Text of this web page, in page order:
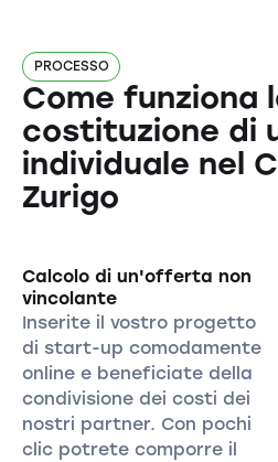
PROCESSO
Come funziona
costituzione di
individuale nel
Zurigo
Calcolo di un'offerta non
vincolante
Inserite il vostro progetto
di start-up comodamente
online e beneficiate della
condivisione dei costi dei
nostri partner. Con pochi
clic potrete comporre il